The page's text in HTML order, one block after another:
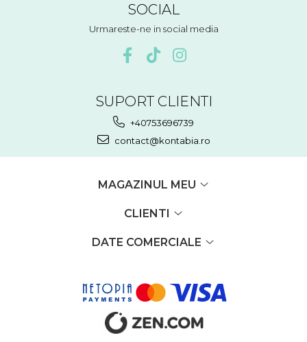
SOCIAL
Urmareste-ne in social media
SUPORT CLIENTI
+40753696739
contact@kontabia.ro
MAGAZINUL MEU
CLIENTI
DATE COMERCIALE